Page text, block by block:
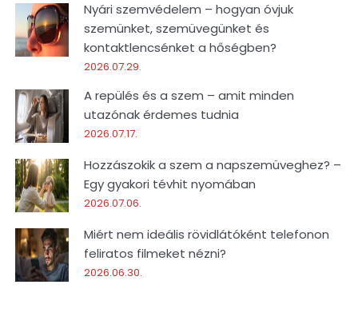
Nyári szemvédelem – hogyan óvjuk
szemünket, szemüvegünket és
kontaktlencsénket a hőségben?
2026.07.29.
A repülés és a szem – amit minden
utazónak érdemes tudnia
2026.07.17.
Hozzászokik a szem a napszemüveghez? –
Egy gyakori tévhit nyomában
2026.07.06.
Miért nem ideális rövidlátóként telefonon
feliratos filmeket nézni?
2026.06.30.